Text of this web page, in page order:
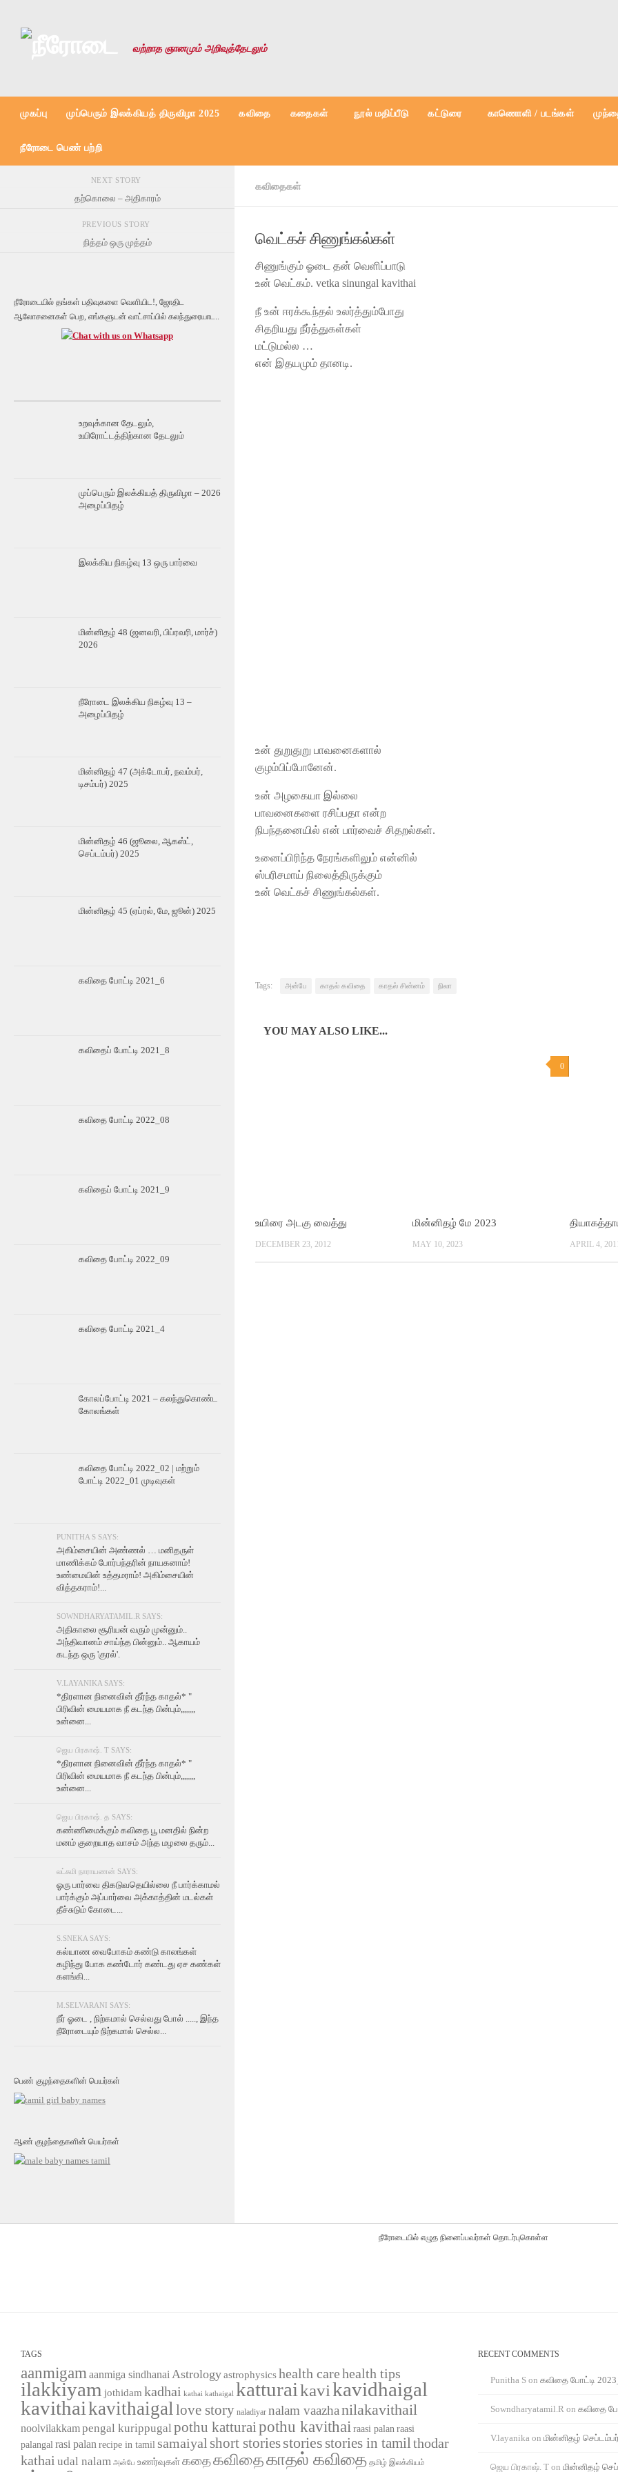
வற்றாத ஞானமும் அறிவுத்தேடலும்
முகப்பு முப்பெரும் இலக்கியத் திருவிழா 2025 கவிதை கதைகள் நூல் மதிப்பீடு கட்டுரை காணொளி / படங்கள்
நீரோடை பெண் பற்றி
கவிதைகள்
வெட்கச் சிணுங்கல்கள்
சிணுங்கும் ஓடை தன் வெளிப்பாடு
உன் வெட்கம். vetka sinungal kavithai
நீ உன் ஈரக்கூந்தல் உலர்த்தும்போது
சிதறியது நீர்த்துகள்கள்
மட்டுமல்ல …
என் இதயமும் தானடி.
உன் துறுதுறு பாவனைகளால்
குழம்பிப்போனேன்.
உன் அழகையா இல்லை
பாவனைகளை ரசிப்பதா என்ற
நிபந்தனையில் என் பார்வைச் சிதறல்கள்.
உனைப்பிரிந்த நேரங்களிலும் என்னில்
ஸ்பரிசமாய் நிலைத்திருக்கும்
உன் வெட்கச் சிணுங்கல்கள்.
Tags: அன்பே காதல் கவிதை காதல் சின்னம் நிலா
YOU MAY ALSO LIKE...
உயிரை அடகு வைத்து
DECEMBER 23, 2012
0
மின்னிதழ் மே 2023
MAY 10, 2023 APRIL 4,
NEXT STORY
தற்கொலை – அதிகாரம்
PREVIOUS STORY
நித்தம் ஒரு முத்தம்
நீரோடையில் தங்கள் பதிவுகளை வெளியிட!, ஜோதிட
ஆலோசனைகள் பெற, எங்களுடன் வாட்சாப்பில் கலந்துரையாட..
உறவுக்கான தேடலும்,
உயிரோட்டத்திற்கான தேடலும்
முப்பெரும் இலக்கியத் திருவிழா – 2026
அழைப்பிதழ்
இலக்கிய நிகழ்வு 13 ஒரு பார்வை
மின்னிதழ் 48 (ஜனவரி, பிப்ரவரி, மார்ச்)
2026
நீரோடை இலக்கிய நிகழ்வு 13 –
அழைப்பிதழ்
மின்னிதழ் 47 (அக்டோபர், நவம்பர்,
டிசம்பர்) 2025
மின்னிதழ் 46 (ஜூலை, ஆகஸ்ட்,
செப்டம்பர்) 2025
மின்னிதழ் 45 (ஏப்ரல், மே, ஜூன்) 2025
கவிதை போட்டி 2021_6
கவிதைப் போட்டி 2021_8
கவிதை போட்டி 2022_08
கவிதைப் போட்டி 2021_9
கவிதை போட்டி 2022_09
கவிதை போட்டி 2021_4
கோலப்போட்டி 2021 – கலந்துகொண்ட
கோலங்கள்
கவிதை போட்டி 2022_02 | மற்றும்
போட்டி 2022_01 முடிவுகள்
PUNITHA S SAYS:
அகிம்சையின் அண்ணல் … மனிதருள்
மாணிக்கம் போர்பந்தரின் நாயகனாம்!
உண்மையின் உத்தமராம்! அகிம்சையின்
வித்தகராம்!...
SOWNDHARYATAMIL.R SAYS:
அதிகாலை சூரியன் வரும் முன்னும்..
அந்திவானம் சாய்ந்த பின்னும்.. ஆகாயம்
கடந்த ஒரு 'குரல்'.
V.LAYANIKA SAYS:
*திரளான நினைவின் தீர்ந்த காதல்* "
பிரிவின் மையமாக நீ கடந்த பின்பும்,,,,,,,
உன்னை...
ஜெய பிரகாஷ். T SAYS:
*திரளான நினைவின் தீர்ந்த காதல்* "
பிரிவின் மையமாக நீ கடந்த பின்பும்,,,,,,,
உன்னை...
ஜெய பிரகாஷ். த SAYS:
கண்ணிமைக்கும் கவிதை பூ மனதில் நின்ற
மனம் குறையாத வாசம் அந்த மழலை தரும்...
லட்சுமி நாராயணன் SAYS:
ஓரு பார்வை திகடுவதெயில்லை நீ பார்க்காமல்
பார்க்கும் அப்பார்வை அக்காத்தின் மடல்கள்
தீச்சுடும் கோடை...
S.SNEKA SAYS:
கல்யாண வைபோகம் கண்டு காலங்கள்
கழிந்து போக கண்டோர் கண்டது ஏச கண்கள்
களங்கி...
M.SELVARANI SAYS:
நீர் ஓடை , நிற்கமால் செல்வது போல் ....., இந்த
நீரோடையும் நிற்கமால் செல்ல...
பெண் குழந்தைகளின் பெயர்கள்
ஆண் குழந்தைகளின் பெயர்கள்
நீரோடையில் எழுத நினைப்பவர்கள் தொடர்புகொள்ள
TAGS
aanmigamaanmiga sindhanaiAstrologyastrophysicshealth carehealth tips
ilakkiyam jothidam kadhai kathai kathaigal katturaikavikavidhaigal
kavithaikavithaigallove story naladiyar nalam vaazhanilakavithail
noolvilakkampengal kurippugal pothu katturaipothu kavithai raasi palan raasi
palangalrasi palan recipe in tamil samaiyal short storiesstories stories in tamilthodar
kathai udal nalam அன்பே உணர்வுகள் கதைகவிதைகாதல் கவிதை தமிழ் இலக்கியம்
RECENT COMMENTS
Punitha Son கவிதை போட்டி
Sowndharyatamil.Ron கவிதை
V.layanikaon மின்னிதழ்
ஜெய பிரகாஷ். Ton மின்னிதழ்